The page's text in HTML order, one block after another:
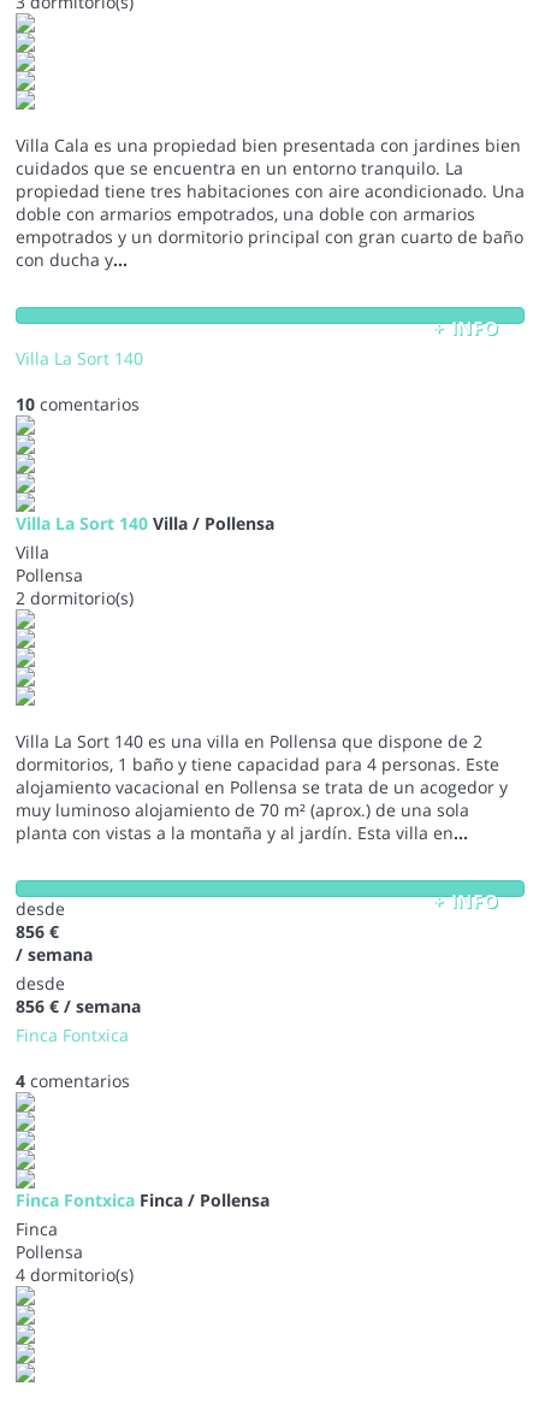
Villa Cala es una propiedad bien presentada con jardines bien
cuidados que se encuentra en un entorno tranquilo. La
propiedad tiene tres habitaciones con aire acondicionado. Una
doble con armarios empotrados, una doble con armarios
empotrados y un dormitorio principal con gran cuarto de baño
con ducha y...
+ INFO
Villa La Sort 140
10comentarios
Villa La Sort 140 Villa / Pollensa
Villa
Pollensa
2 dormitorio(s)
Villa La Sort 140 es una villa en Pollensa que dispone de 2
dormitorios, 1 baño y tiene capacidad para 4 personas. Este
alojamiento vacacional en Pollensa se trata de un acogedor y
muy luminoso alojamiento de 70 m² (aprox.) de una sola
planta con vistas a la montaña y al jardín. Esta villa en...
+ INFO
desde
856 €
/ semana
desde
856 €/ semana
Finca Fontxica
4comentarios
Finca Fontxica Finca / Pollensa
Finca
Pollensa
4 dormitorio(s)